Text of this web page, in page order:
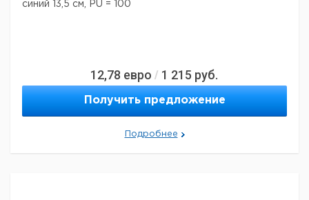
синий 13,5 см, PU = 100
12,78 евро / 1 215 руб.
Получить предложение
Подробнее